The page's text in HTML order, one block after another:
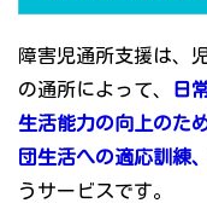
障害児通所支援は、
の通所によって、
日
生活能力の向上のた
団生活への適応訓練
うサービスです。